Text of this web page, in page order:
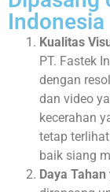
Indonesia
Kualitas
PT. Fastek
dengan
dan video
kecerahan
tetap
baik siang
Daya